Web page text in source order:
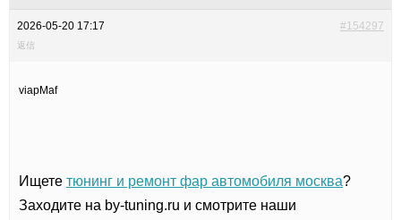
2026-05-20 17:17 #154297
返信
viapMaf
Ищете тюнинг и ремонт фар автомобиля москва?
Заходите на by-tuning.ru и смотрите наши